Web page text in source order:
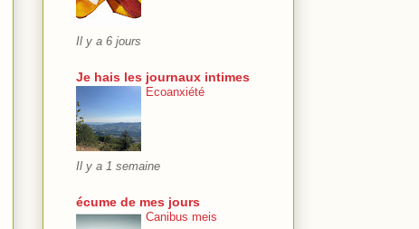
Il y a 6 jours
Je hais les journaux intimes
Ecoanxiété
Il y a 1 semaine
écume de mes jours
Canibus meis